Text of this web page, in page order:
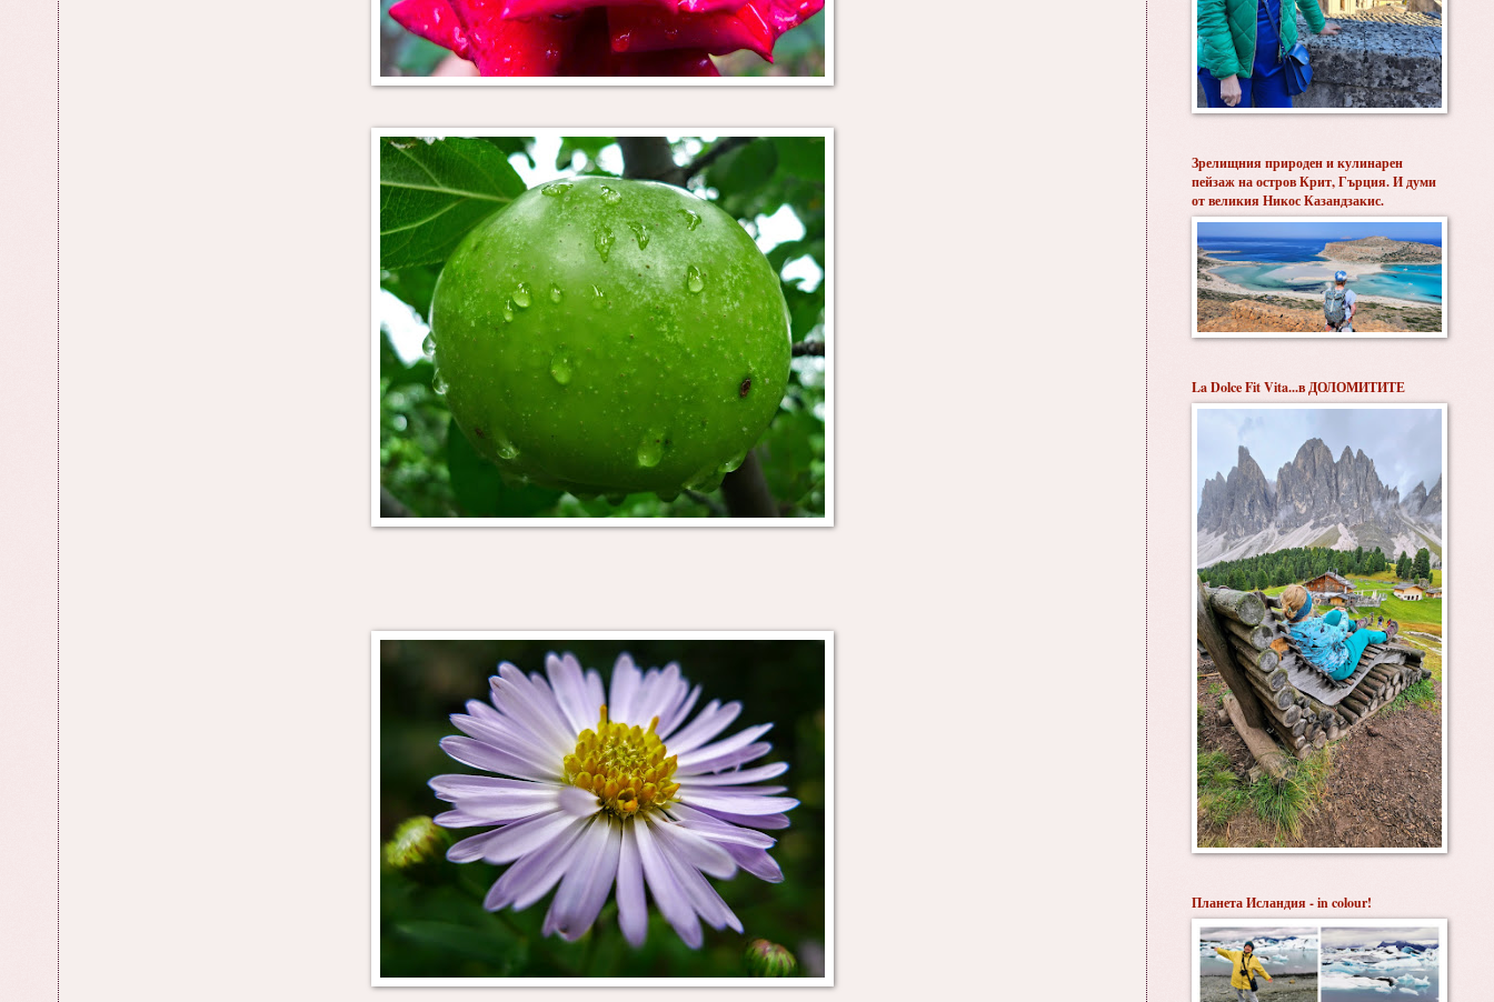
Зрелищния природен и кулинарен
пейзаж на остров Крит, Гърция. И думи
от великия Никос Казандзакис.
La Dolce Fit Vita...в ДОЛОМИТИТЕ
Планета Исландия - in colour!